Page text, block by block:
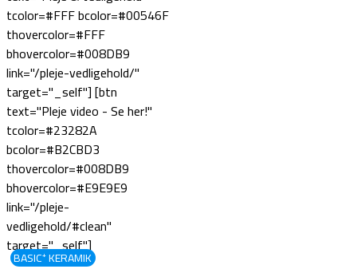
tcolor=#FFF bcolor=#00546F
thovercolor=#FFF
bhovercolor=#008DB9
link="/pleje-vedligehold/"
target="_self"] [btn
text="Pleje video - Se her!"
tcolor=#23282A
bcolor=#B2CBD3
thovercolor=#008DB9
bhovercolor=#E9E9E9
link="/pleje-
vedligehold/#clean"
target="_self"]
BASIC⁺ KERAMIK